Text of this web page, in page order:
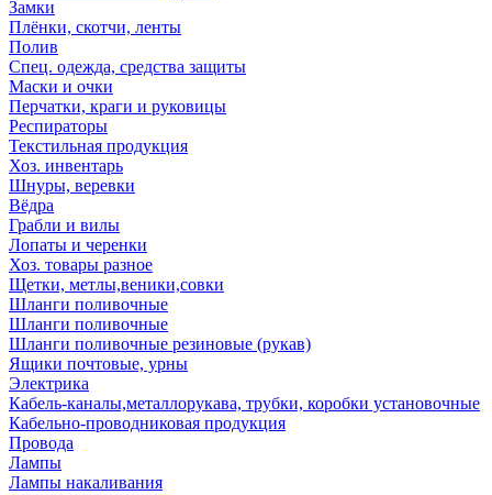
Замки
Плёнки, скотчи, ленты
Полив
Спец. одежда, средства защиты
Маски и очки
Перчатки, краги и руковицы
Респираторы
Текстильная продукция
Хоз. инвентарь
Шнуры, веревки
Вёдра
Грабли и вилы
Лопаты и черенки
Хоз. товары разное
Щетки, метлы,веники,совки
Шланги поливочные
Шланги поливочные
Шланги поливочные резиновые (рукав)
Ящики почтовые, урны
Электрика
Кабель-каналы,металлорукава, трубки, коробки установочные
Кабельно-проводниковая продукция
Провода
Лампы
Лампы накаливания